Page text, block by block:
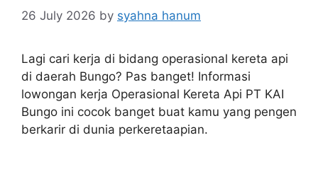
26 July 2026 by syahna hanum
Lagi cari kerja di bidang operasional kereta api
di daerah Bungo? Pas banget! Informasi
lowongan kerja Operasional Kereta Api PT KAI
Bungo ini cocok banget buat kamu yang pengen
berkarir di dunia perkeretaapian.